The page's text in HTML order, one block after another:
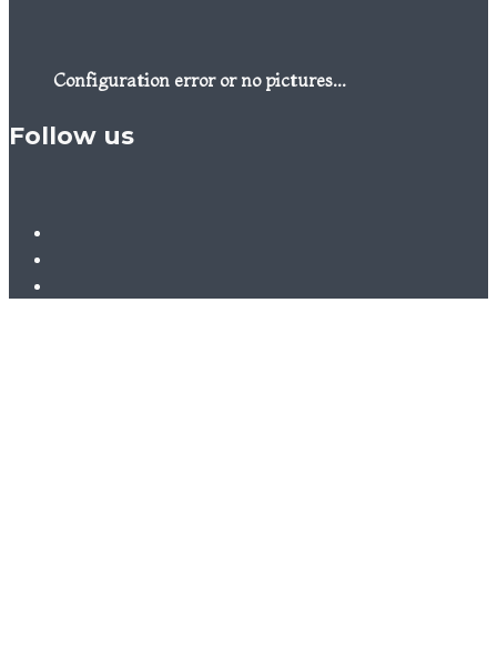
Configuration error or no pictures...
Follow us